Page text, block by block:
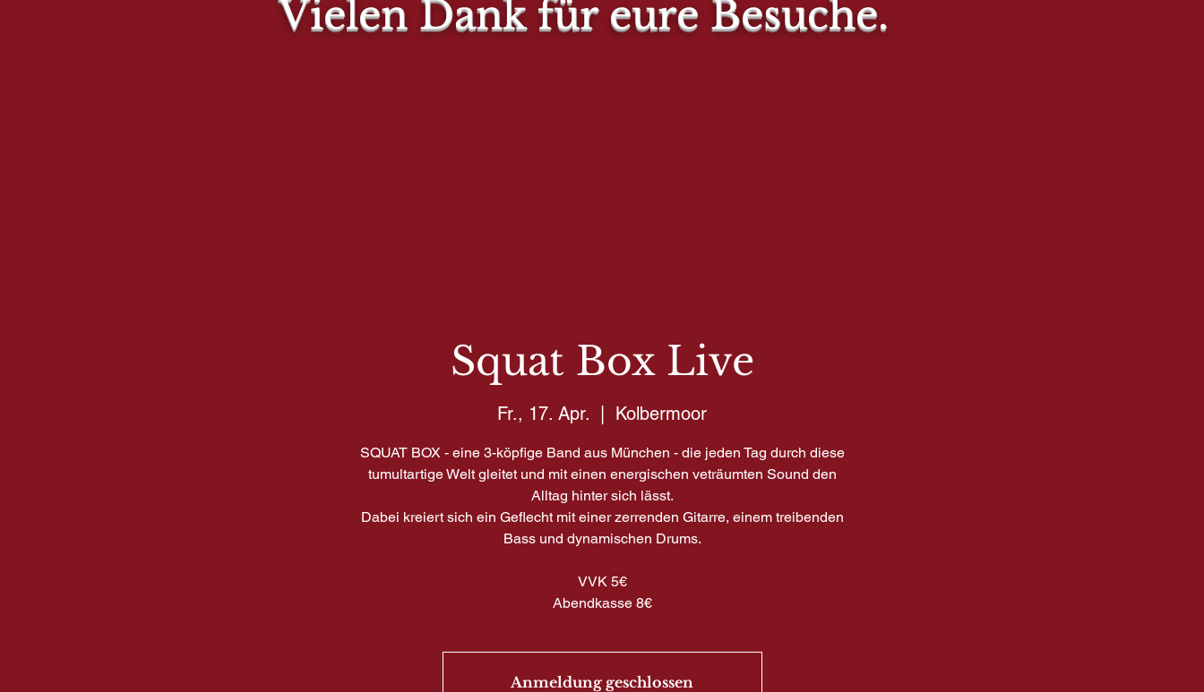
Vielen Dank für eure Besuche.
Squat Box Live
Fr., 17. Apr. Kolbermoor
SQUAT BOX - eine 3-köpfige Band aus München - die jeden Tag durch diese
tumultartige Welt gleitet und mit einen energischen veträumten Sound den
Alltag hinter sich lässt.
Dabei kreiert sich ein Geflecht mit einer zerrenden Gitarre, einem treibenden
Bass und dynamischen Drums.
VVK 5€
Abendkasse 8€
Anmeldung geschlossen